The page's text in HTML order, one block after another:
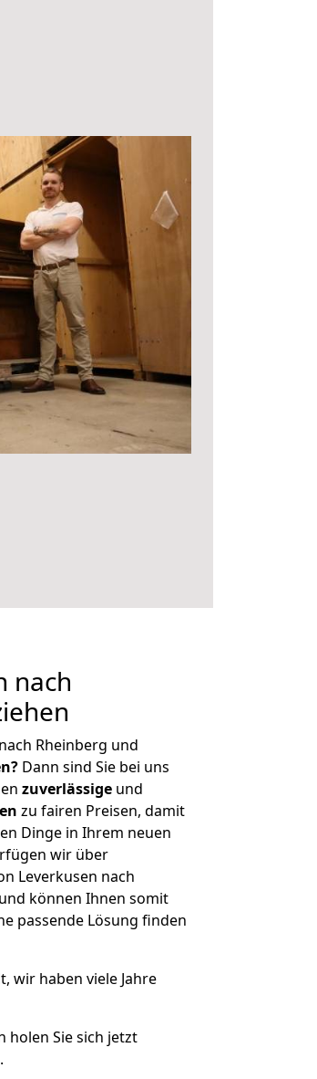
nach
Rheinberg und
Dann sind Sie bei uns
zuverlässige und
zu fairen Preisen, damit
Dinge in Ihrem neuen
wir über
Leverkusen nach
können Ihnen somit
passende Lösung finden
wir haben viele Jahre
holen Sie sich jetzt